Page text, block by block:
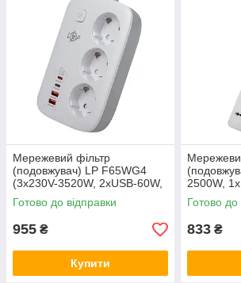
Мережевий фільтр
(подовжувач) LP F65WG4
(3x230V-3520W, 2xUSB-60W,
2xType-C 65W QC/PD)
Готово до відправки
955 ₴
Купити
2500W,
38W/PD/
20W,
Готово до
833 ₴